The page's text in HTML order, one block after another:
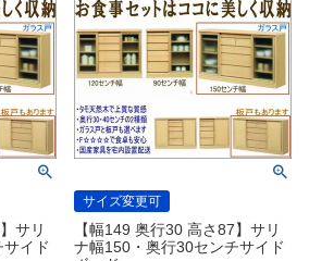
サリ
イド
サイズ変更可
【幅149 奥行30 高さ87】サリ
ナ幅150・奥行30センチサイド